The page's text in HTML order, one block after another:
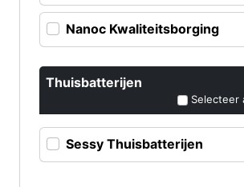
Nanoc Kwaliteitsborging
Thuisbatterijen
Selecteer
Sessy Thuisbatterijen